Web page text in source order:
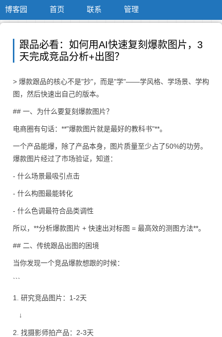
博客园 首页 联系 管理
跟品必看：如何用AI快速复刻爆款图片，3
天完成竞品分析+出图？
> 爆款跟品的核心不是"抄"，而是"学"——学风格、学场景、学构
图，然后快速出自己的版本。
## 一、为什么要复刻爆款图片？
电商圈有句话：**"爆款图片就是最好的教科书"**。
一个产品能爆，除了产品本身，图片质量至少占了50%的功劳。
爆款图片经过了市场验证，知道：
- 什么场景最吸引点击
- 什么构图最能转化
- 什么色调最符合品类调性
所以，**分析爆款图片 + 快速出对标图 = 最高效的测图方法**。
## 二、传统跟品出图的困境
当你发现一个竞品爆款想跟的时候：
```
1. 研究竞品图片：1-2天
↓
2. 找摄影师拍产品：2-3天